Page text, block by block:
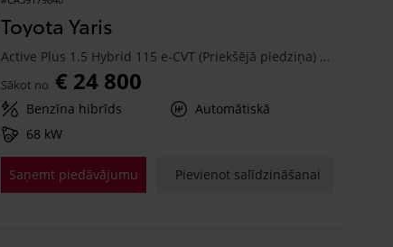
Toyota Yaris
Active Plus 1.5 Hybrid 115 e-CVT (Priekšējā piedziņa) (68 kW)
Sākot no € 24 800
Benzīna hibrīds
Automātiskā
68 kW
Saņemt piedāvājumu Pievienot salīdzināšanai